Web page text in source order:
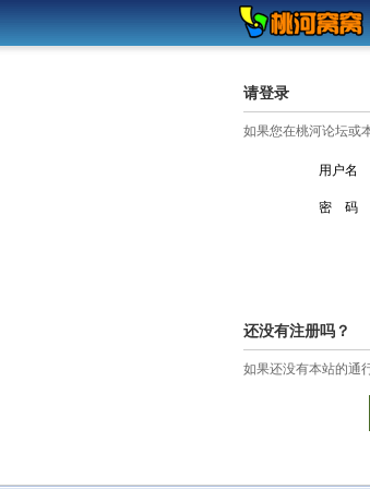
请登录
如果您在桃河论坛或
用户名
密 码
还没有注册吗？
如果还没有本站的通